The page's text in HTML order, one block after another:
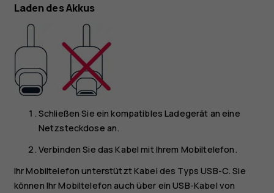
Laden des Akkus
Schließen Sie ein kompatibles Ladegerät an eine
Netzsteckdose an.
Verbinden Sie das Kabel mit Ihrem Mobiltelefon.
Ihr Mobiltelefon unterstützt Kabel des Typs USB-C. Sie
können Ihr Mobiltelefon auch über ein USB-Kabel von